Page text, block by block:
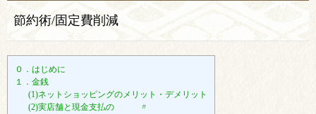
節約術/固定費削減
０．はじめに
１．金銭
(1)ネットショッピングのメリット・デメリット
(2)実店舗と現金支払の 〃